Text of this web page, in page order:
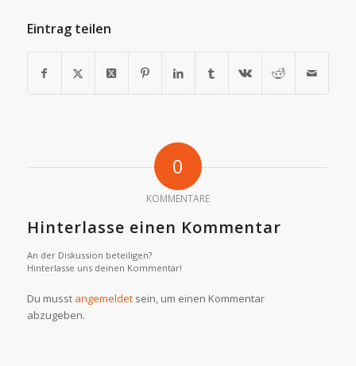
Eintrag teilen
0
KOMMENTARE
Hinterlasse einen Kommentar
An der Diskussion beteiligen?
Hinterlasse uns deinen Kommentar!
Du musst angemeldetsein, um einen Kommentar
abzugeben.